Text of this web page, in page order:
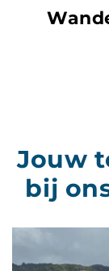
Jouw
bij